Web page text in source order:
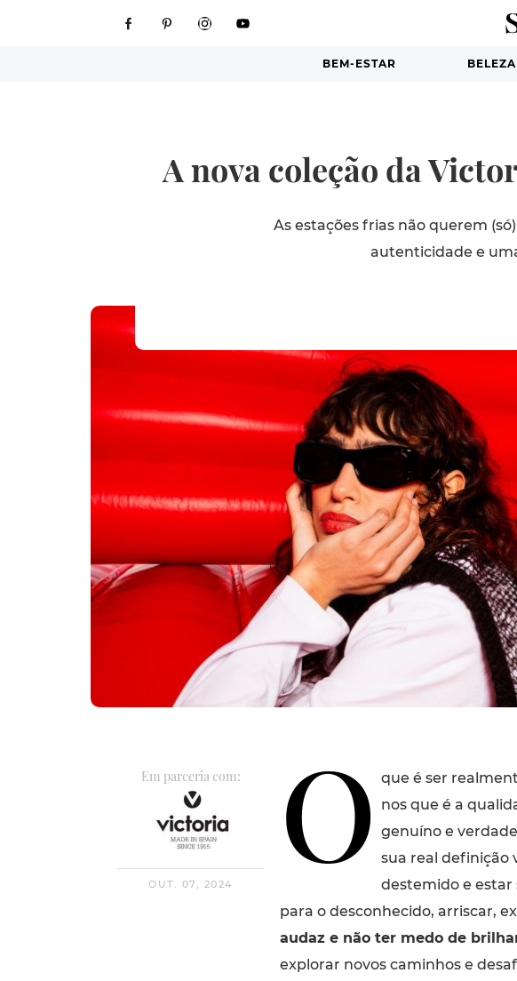
BEM-ESTAR BELEZA
A nova coleção da
As estações frias não querem
autenticidade e
Em parceria com:
OUT. 07, 2024 O que é ser
nos que é a
genuíno e
sua real definição
destemido e
para o desconhecido, arriscar,
audaz e não ter medo de
explorar novos caminhos e